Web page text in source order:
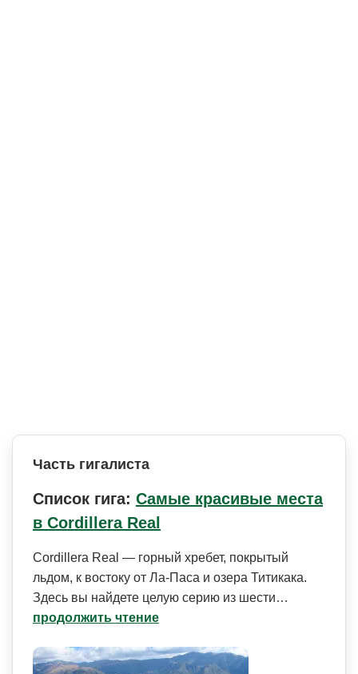
Часть гигалиста
Список гига: Самые красивые места
в Cordillera Real
Cordillera Real — горный хребет, покрытый
льдом, к востоку от Ла-Паса и озера Титикака.
Здесь вы найдете целую серию из шести…
продолжить чтение